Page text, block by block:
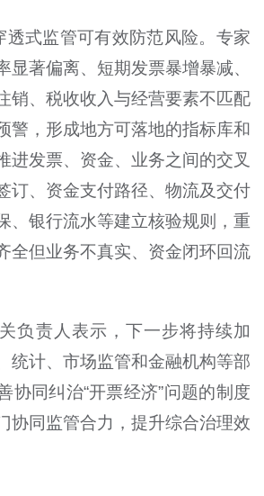
透式监管可有效防范风险。专家
显著偏离、短期发票暴增暴减、
销、税收收入与经营要素不匹配
警，形成地方可落地的指标库和
进发票、资金、业务之间的交叉
订、资金支付路径、物流及交付
、银行流水等建立核验规则，重
全但业务不真实、资金闭环回流
负责人表示，下一步将持续加
统计、市场监管和金融机构等部
协同纠治“开票经济”问题的制度
协同监管合力，提升综合治理效